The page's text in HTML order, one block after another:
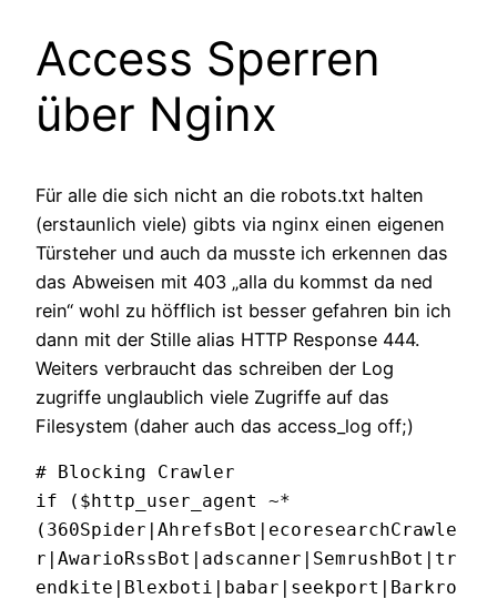
Access Sperren
über Nginx
Für alle die sich nicht an die robots.txt halten
(erstaunlich viele) gibts via nginx einen eigenen
Türsteher und auch da musste ich erkennen das
das Abweisen mit 403 „alla du kommst da ned
rein“ wohl zu höfflich ist besser gefahren bin ich
dann mit der Stille alias HTTP Response 444.
Weiters verbraucht das schreiben der Log
zugriffe unglaublich viele Zugriffe auf das
Filesystem (daher auch das access_log off;)
# Blocking Crawler
if ($http_user_agent ~*
(360Spider|AhrefsBot|ecoresearchCrawle
r|AwarioRssBot|adscanner|SemrushBot|tr
endkite|Blexboti|babar|seekport|Barkro